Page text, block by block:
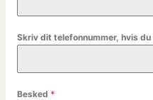
Skriv dit telefonnummer, hvis
Besked *